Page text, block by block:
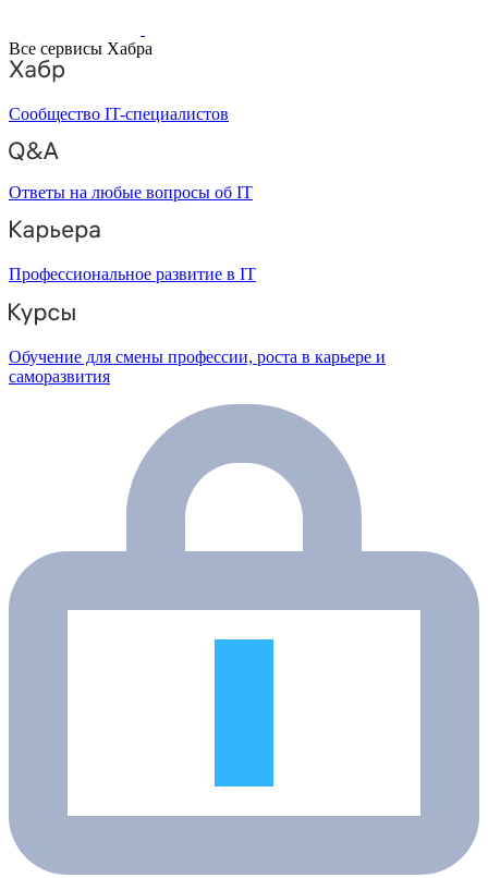
Все сервисы Хабра
Сообщество IT-специалистов
Ответы на любые вопросы об IT
Профессиональное развитие в IT
Обучение для смены профессии, роста в карьере и
саморазвития